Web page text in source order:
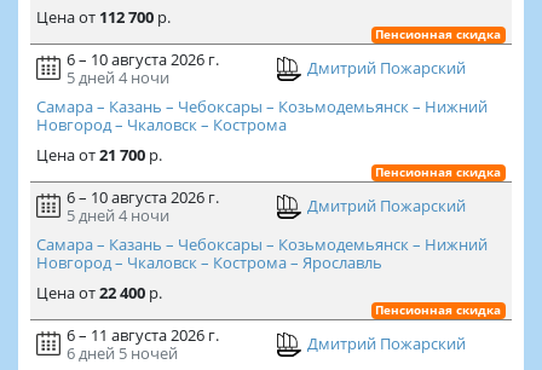
Ценаот 112 700р.
Пенсионная скидка
6 – 10 августа 2026 г.
5 дней 4 ночи
Дмитрий Пожарский
Самара – Казань – Чебоксары – Козьмодемьянск – Нижний
Новгород – Чкаловск – Кострома
Ценаот21 700р.
Пенсионная скидка
6 – 10 августа 2026 г.
5 дней 4 ночи
Дмитрий Пожарский
Самара – Казань – Чебоксары – Козьмодемьянск – Нижний
Новгород – Чкаловск – Кострома – Ярославль
Ценаот22 400р.
Пенсионная скидка
6 – 11 августа 2026 г.
6 дней 5 ночей
Дмитрий Пожарский